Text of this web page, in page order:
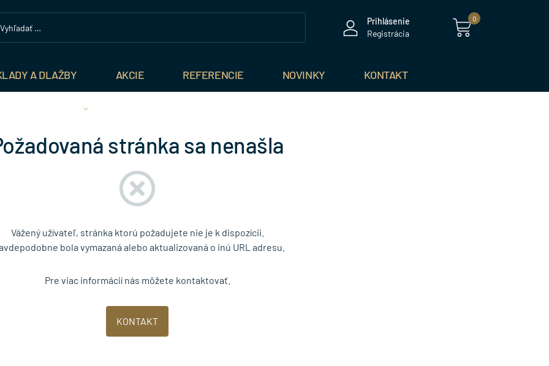
Prihlásenie
Registrácia
0
A DLAŽBY AKCIE REFERENCIE NOVINKY KONTAKT
stránka sa nenašla
Vážený užívateľ, stránka ktorú požadujete nie je k dispozícii.
bola vymazaná alebo aktualizovaná o inú URL adresu.
Pre viac informácií nás môžete kontaktovať.
KONTAKT